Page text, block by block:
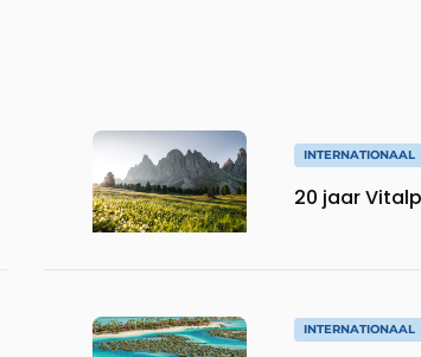
INTERNATIONAAL
20 jaar
INTERNATIONAAL